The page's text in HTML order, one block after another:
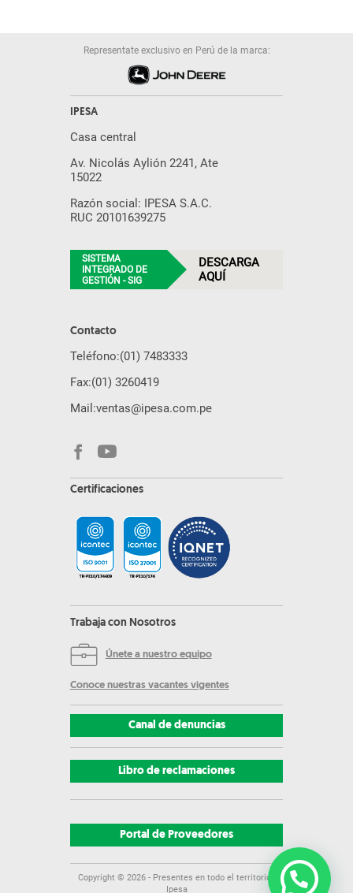
Representate exclusivo en Perú de la marca:
IPESA
Casa central
Av. Nicolás Aylión 2241, Ate
15022
Razón social: IPESA S.A.C.
RUC 20101639275
SISTEMA
INTEGRADO DE
GESTIÓN - SIG
DESCARGA
AQUÍ
Contacto
Teléfono:(01) 7483333
Fax:(01) 3260419
Mail:ventas@ipesa.com.pe
Certificaciones
Trabaja con Nosotros
Únete a nuestro equipo
Conoce nuestras vacantes vigentes
Canal de denuncias
Libro de reclamaciones
Portal de Proveedores
Copyright © 2026- Presentes en todo el territorio |
Ipesa